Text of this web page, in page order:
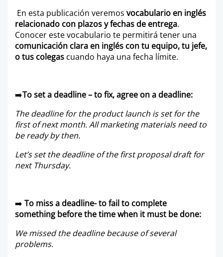
En esta publicación veremos vocabulario en inglés
relacionado con plazos y fechas de entrega.
Conocer este vocabulario te permitirá tener una
comunicación clara en inglés con tu equipo, tu jefe,
o tus colegas cuando haya una fecha límite.
➡️To set a deadline – to fix, agree on a deadline:
The deadline for the product launch is set for the
first of next month. All marketing materials need to
be ready by then.
Let’s set the deadline of the first proposal draft for
next Thursday.
➡️ To miss a deadline- to fail to complete
something before the time when it must be done:
We missed the deadline because of several
problems.